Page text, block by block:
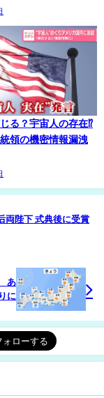
る？宇宙人の存在⁉
領の機密情報漏洩
両陛下 式典後に受賞
あ
に